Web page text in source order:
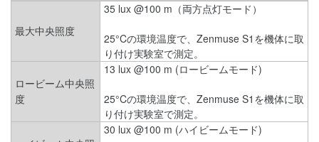
最大中央照度
35 lux @100 m（両方点灯モード）
25°Cの環境温度で、Zenmuse S1を機体に取
り付け実験室で測定。
ロービーム中央照
度
13 lux @100 m (ロービームモード)
25°Cの環境温度で、Zenmuse S1を機体に取
り付け実験室で測定。
30 lux @100 m (ハイビームモード)